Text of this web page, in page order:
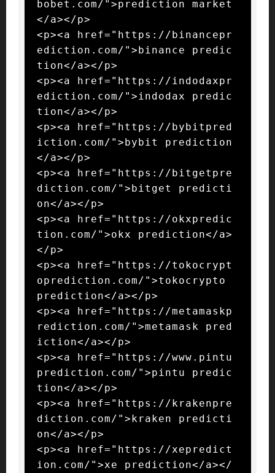
bobet.com/">prediction market
</a></p>
<p><a href="https://binancepr
ediction.com/">binance predic
tion</a></p>
<p><a href="https://indodaxpr
ediction.com/">indodax predic
tion</a></p>
<p><a href="https://bybitpred
iction.com/">bybit prediction
</a></p>
<p><a href="https://bitgetpre
diction.com/">bitget predicti
on</a></p>
<p><a href="https://okxpredic
tion.com/">okx prediction</a>
</p>
<p><a href="https://tokocrypt
oprediction.com/">tokocrypto
prediction</a></p>
<p><a href="https://metamaskp
rediction.com/">metamask pred
iction</a></p>
<p><a href="https://www.pintu
prediction.com/">pintu predic
tion</a></p>
<p><a href="https://krakenpre
diction.com/">kraken predicti
on</a></p>
<p><a href="https://xepredict
ion.com/">xe prediction</a></